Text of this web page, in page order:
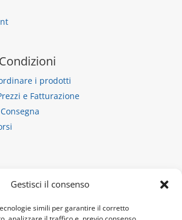
Gestisci il consenso
simili per garantire il corretto
i prodotti
e Fatturazione
13/b